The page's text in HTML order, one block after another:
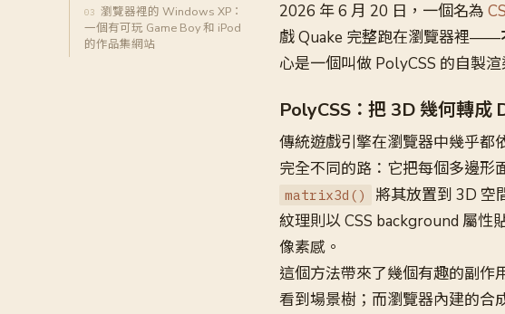
瀏覽器裡的 Windows XP：
一個有可玩 Game Boy 和 iPod
的作品集網站
2026 年 6 月 20 日，一個名為
戲 Quake 完整跑在瀏覽器裡——
心是一個叫做 PolyCSS 的自製
PolyCSS：把 3D 幾何轉成
傳統遊戲引擎在瀏覽器中幾乎都
完全不同的路：它把每個多邊形
matrix3d() 將其放置到 3D 空
紋理則以 CSS background 屬性
像素感。
這個方法帶來了幾個有趣的副作
看到場景樹；而瀏覽器內建的合